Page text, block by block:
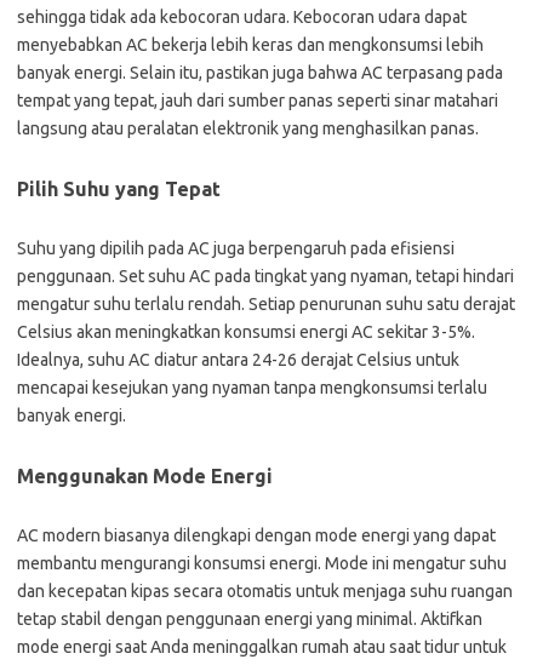
sehingga tidak ada kebocoran udara. Kebocoran udara dapat
menyebabkan AC bekerja lebih keras dan mengkonsumsi lebih
banyak energi. Selain itu, pastikan juga bahwa AC terpasang pada
tempat yang tepat, jauh dari sumber panas seperti sinar matahari
langsung atau peralatan elektronik yang menghasilkan panas.
Pilih Suhu yang Tepat
Suhu yang dipilih pada AC juga berpengaruh pada efisiensi
penggunaan. Set suhu AC pada tingkat yang nyaman, tetapi hindari
mengatur suhu terlalu rendah. Setiap penurunan suhu satu derajat
Celsius akan meningkatkan konsumsi energi AC sekitar 3-5%.
Idealnya, suhu AC diatur antara 24-26 derajat Celsius untuk
mencapai kesejukan yang nyaman tanpa mengkonsumsi terlalu
banyak energi.
Menggunakan Mode Energi
AC modern biasanya dilengkapi dengan mode energi yang dapat
membantu mengurangi konsumsi energi. Mode ini mengatur suhu
dan kecepatan kipas secara otomatis untuk menjaga suhu ruangan
tetap stabil dengan penggunaan energi yang minimal. Aktifkan
mode energi saat Anda meninggalkan rumah atau saat tidur untuk